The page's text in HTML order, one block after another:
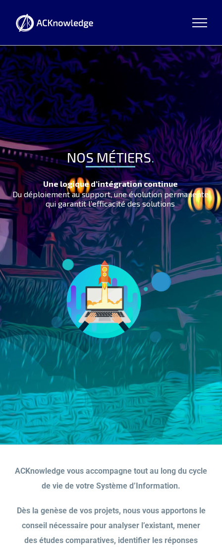
NOS MÉTIERS.
Une logique d’intégration continue
Du déploiement au support, une évolution permanente
qui garantit l’efficacité des solutions
ACKnowledge vous accompagne tout au long du cycle
de vie de votre Système d’Information.
Dès la genèse de vos projets, nous vous apportons le
conseil nécessaire pour analyser l’existant, mener
des études comparatives, identifier les réponses